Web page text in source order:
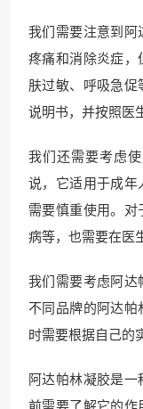
我们需要注意到阿
疼痛和消除炎症，
肤过敏、呼吸急促
说明书，并按照医
我们还需要考虑
说，它适用于成年
需要慎重使用。对
病等，也需要在医
我们需要考虑阿达
不同品牌的阿达帕
时需要根据自己的
阿达帕林凝胶是一